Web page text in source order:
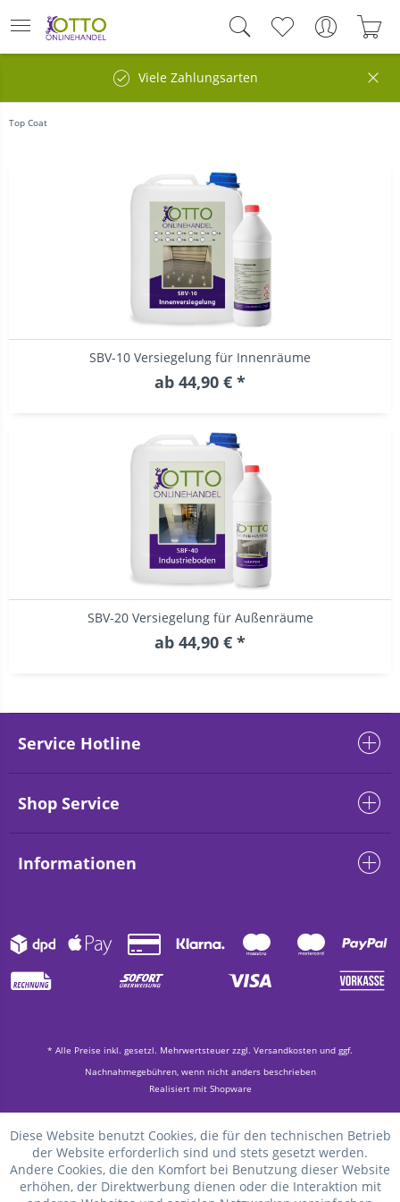
Viele Zahlungsarten
Top Coat
SBV-10 Versiegelung für Innenräume
ab 44,90 € *
SBV-20 Versiegelung für Außenräume
ab 44,90 € *
Service Hotline
Shop Service
Informationen
* Alle Preise inkl. gesetzl. Mehrwertsteuer zzgl. Versandkosten und ggf.
Nachnahmegebühren, wenn nicht anders beschrieben
Realisiert mit Shopware
Diese Website benutzt Cookies, die für den technischen Betrieb
der Website erforderlich sind und stets gesetzt werden.
Andere Cookies, die den Komfort bei Benutzung dieser Website
erhöhen, der Direktwerbung dienen oder die Interaktion mit